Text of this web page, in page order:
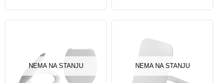
NEMA NA STANJU NEMA NA STANJU